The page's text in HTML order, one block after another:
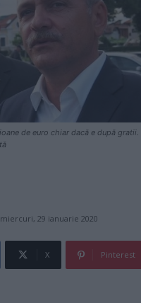
de euro chiar dacă e după gratii.
miercuri, 29 ianuarie 2020
X Pinterest